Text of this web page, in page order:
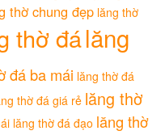
thờ chung đẹp lăng thờ
thờ đálăng
đá ba mái lăng thờ đá
thờ đá giá rẻ lăng thờ
lăng thờ đá đạo lăng thờ